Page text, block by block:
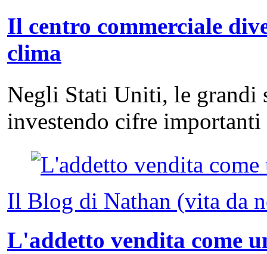
Il centro commerciale
clima
Negli Stati Uniti, le grandi
investendo cifre
Il Blog di Nathan (vita da
L'addetto vendita come